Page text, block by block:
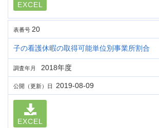
EXCEL
表番号 20
子の看護休暇の取得可能単位別事業所割合
調査年月 2018年度
公開（更新）日 2019-08-09
EXCEL